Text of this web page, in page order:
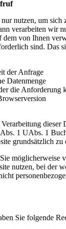
nutzen, um sich
verarbeiten wir
dem von Ihnen
sind. Das
der Anfrage
Datenmenge
die Anforderung
dieser
Abs. 1 UAbs. 1
grundsätzlich zu
möglicherweise
nutzen, bei der
Sie folgende